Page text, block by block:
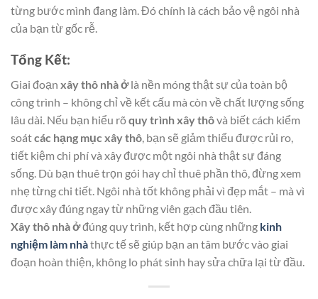
từng bước mình đang làm. Đó chính là cách bảo vệ ngôi nhà
của bạn từ gốc rễ.
Tổng Kết:
Giai đoạn xây thô nhà ởlà nền móng thật sự của toàn bộ
công trình – không chỉ về kết cấu mà còn về chất lượng sống
lâu dài. Nếu bạn hiểu rõquy trình xây thôvà biết cách kiểm
soátcác hạng mục xây thô, bạn sẽ giảm thiểu được rủi ro,
tiết kiệm chi phí và xây được một ngôi nhà thật sự đáng
sống. Dù bạn thuê trọn gói hay chỉ thuê phần thô, đừng xem
nhẹ từng chi tiết. Ngôi nhà tốt không phải vì đẹp mắt – mà vì
được xây đúng ngay từ những viên gạch đầu tiên.
Xây thô nhà ởđúng quy trình, kết hợp cùng những kinh
nghiệm làm nhàthực tế sẽ giúp bạn an tâm bước vào giai
đoạn hoàn thiện, không lo phát sinh hay sửa chữa lại từ đầu.